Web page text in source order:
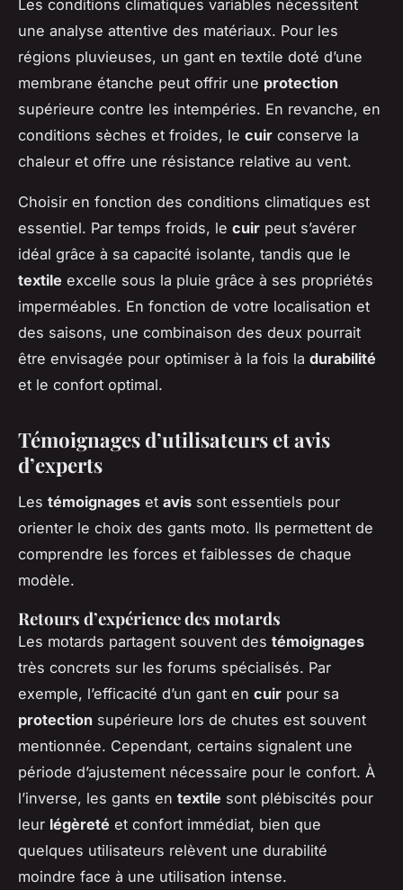
Les conditions climatiques variables nécessitent
une analyse attentive des matériaux. Pour les
régions pluvieuses, un gant en textile doté d’une
membrane étanche peut offrir une protection
supérieure contre les intempéries. En revanche, en
conditions sèches et froides, le cuir conserve la
chaleur et offre une résistance relative au vent.
Choisir en fonction des conditions climatiques est
essentiel. Par temps froids, le cuir peut s’avérer
idéal grâce à sa capacité isolante, tandis que le
textile excelle sous la pluie grâce à ses propriétés
imperméables. En fonction de votre localisation et
des saisons, une combinaison des deux pourrait
être envisagée pour optimiser à la fois la durabilité
et le confort optimal.
Témoignages d’utilisateurs et avis
d’experts
Les témoignages et avis sont essentiels pour
orienter le choix des gants moto. Ils permettent de
comprendre les forces et faiblesses de chaque
modèle.
Retours d’expérience des motards
Les motards partagent souvent des témoignages
très concrets sur les forums spécialisés. Par
exemple, l’efficacité d’un gant en cuir pour sa
protection supérieure lors de chutes est souvent
mentionnée. Cependant, certains signalent une
période d’ajustement nécessaire pour le confort. À
l’inverse, les gants en textile sont plébiscités pour
leur légèreté et confort immédiat, bien que
quelques utilisateurs relèvent une durabilité
moindre face à une utilisation intense.